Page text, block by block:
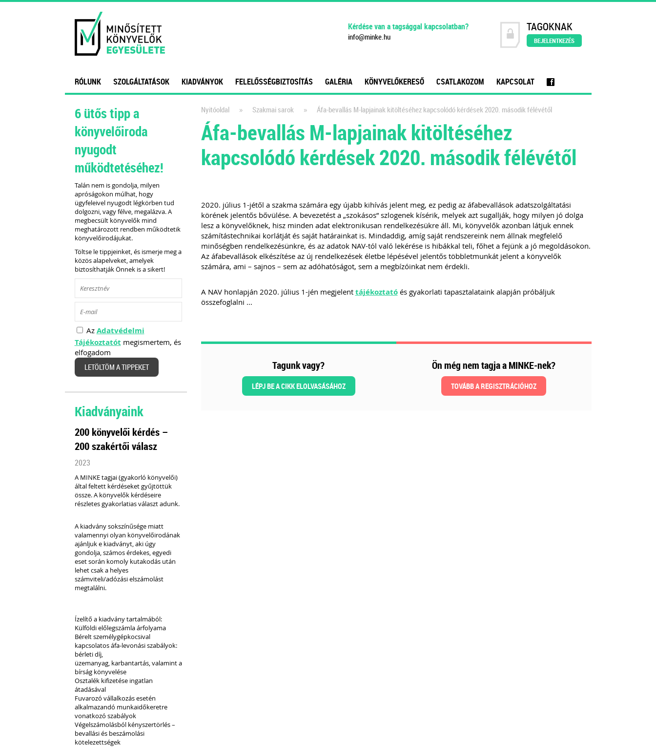
Kérdése van a tagsággal kapcsolatban?
info@minke.hu
TAGOKNAK
BEJELENTKEZÉS
RÓLUNK SZOLGÁLTATÁSOK KIADVÁNYOK FELELŐSSÉGBIZTOSÍTÁS GALÉRIA KÖNYVELŐKERESŐ CSATLAKOZOM KAPCSOLAT f
Nyitóoldal » Szakmai sarok » Áfa-bevallás M-lapjainak kitöltéséhez kapcsolódó kérdések 2020. második félévétől
Áfa-bevallás M-lapjainak kitöltéséhez
kapcsolódó kérdések 2020. második félévétől
2020. július 1-jétől a szakma számára egy újabb kihívás jelent meg, ez pedig az áfabevallások adatszolgáltatási
körének jelentős bővülése. A bevezetést a „szokásos” szlogenek kísérik, melyek azt sugallják, hogy milyen jó dolga
lesz a könyvelőknek, hisz minden adat elektronikusan rendelkezésükre áll. Mi, könyvelők azonban látjuk ennek
számítástechnikai korlátját és saját határainkat is. Mindaddig, amíg saját rendszereink nem állnak megfelelő
minőségben rendelkezésünkre, és az adatok NAV-tól való lekérése is hibákkal teli, főhet a fejünk a jó megoldásokon.
Az áfabevallások elkészítése az új rendelkezések életbe lépésével jelentős többletmunkát jelent a könyvelők
számára, ami – sajnos – sem az adóhatóságot, sem a megbízóinkat nem érdekli.
A NAV honlapján 2020. július 1-jén megjelent tájékoztatóés gyakorlati tapasztalataink alapján próbáljuk
összefoglalni ...
Tagunk vagy?
LÉPJ BE A CIKK ELOLVASÁSÁHOZ
Ön még nem tagja a MINKE-nek?
TOVÁBB A REGISZTRÁCIÓHOZ
6 ütős tipp a
könyvelőiroda
nyugodt
működtetéséhez!
Talán nem is gondolja, milyen
apróságokon múlhat, hogy
ügyfeleivel nyugodt légkörben tud
dolgozni, vagy félve, megalázva. A
megbecsült könyvelők mind
meghatározott rendben működtetik
könyvelőirodájukat.
Töltse le tippjeinket, és ismerje meg a
közös alapelveket, amelyek
biztosíthatják Önnek is a sikert!
Az Adatvédelmi
Tájékoztatót megismertem, és
elfogadom
LETÖLTÖM A TIPPEKET
Kiadványaink
200 könyvelői kérdés –
200 szakértői válasz
2023
A MINKE tagjai (gyakorló könyvelői)
által feltett kérdéseket gyűjtöttük
össze.A könyvelők kérdéseire
részletes gyakorlatias választ adunk.
A kiadvány sokszínűsége miatt
valamennyi olyan könyvelőirodának
ajánljuk e kiadványt, aki úgy
gondolja, számos érdekes, egyedi
eset során komoly kutakodás után
lehet csak a helyes
számviteli/adózási elszámolást
megtalálni.
Ízelítő a kiadvány tartalmából:
Külföldi előlegszámla árfolyama
Bérelt személygépkocsival
kapcsolatos áfa-levonási szabályok:
bérleti díj,
üzemanyag, karbantartás, valamint a
bírság könyvelése
Osztalék kifizetése ingatlan
átadásával
Fuvarozó vállalkozás esetén
alkalmazandó munkaidőkeretre
vonatkozó szabályok
Végelszámolásból kényszertörlés –
bevallási és beszámolási
kötelezettségek